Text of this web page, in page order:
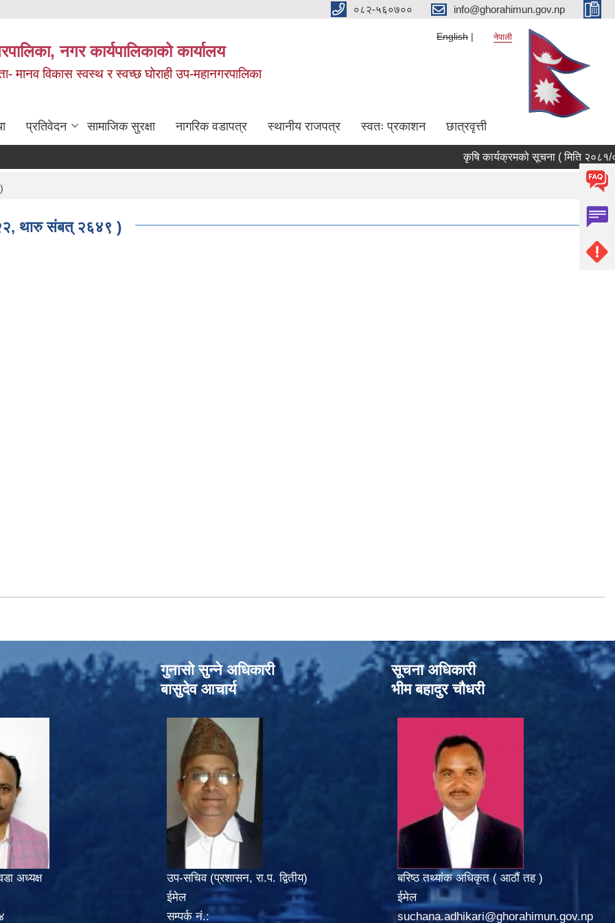
०८२-५६०७०० info@ghorahimun.gov.np
नगर कार्यपालिकाको कार्यालय
मानव विकास स्वस्थ र स्वच्छ घोराही उप-महानगरपालिका
English नेपाली
प्रतिवेदन सामाजिक सुरक्षा नागरिक वडापत्र स्थानीय राजपत्र स्वतः प्रकाशन छात्रवृत्ती
कृषि कार्यक्रमको सूचना ( मिति २०८१/०५/
थारु संबत् २६४९ )
अध्यक्ष
गुनासो सुन्‍ने अधिकारी
बासुदेव आचार्य
उप-सचिव (प्रशासन, रा.प. द्वितीय)
ईमेल
सम्पर्क नं.:
सूचना अधिकारी
भीम बहादुर चौधरी
बरिष्ठ तथ्यांक अधिकृत ( आठौं तह )
ईमेल
suchana.adhikari@ghorahimun.gov.np